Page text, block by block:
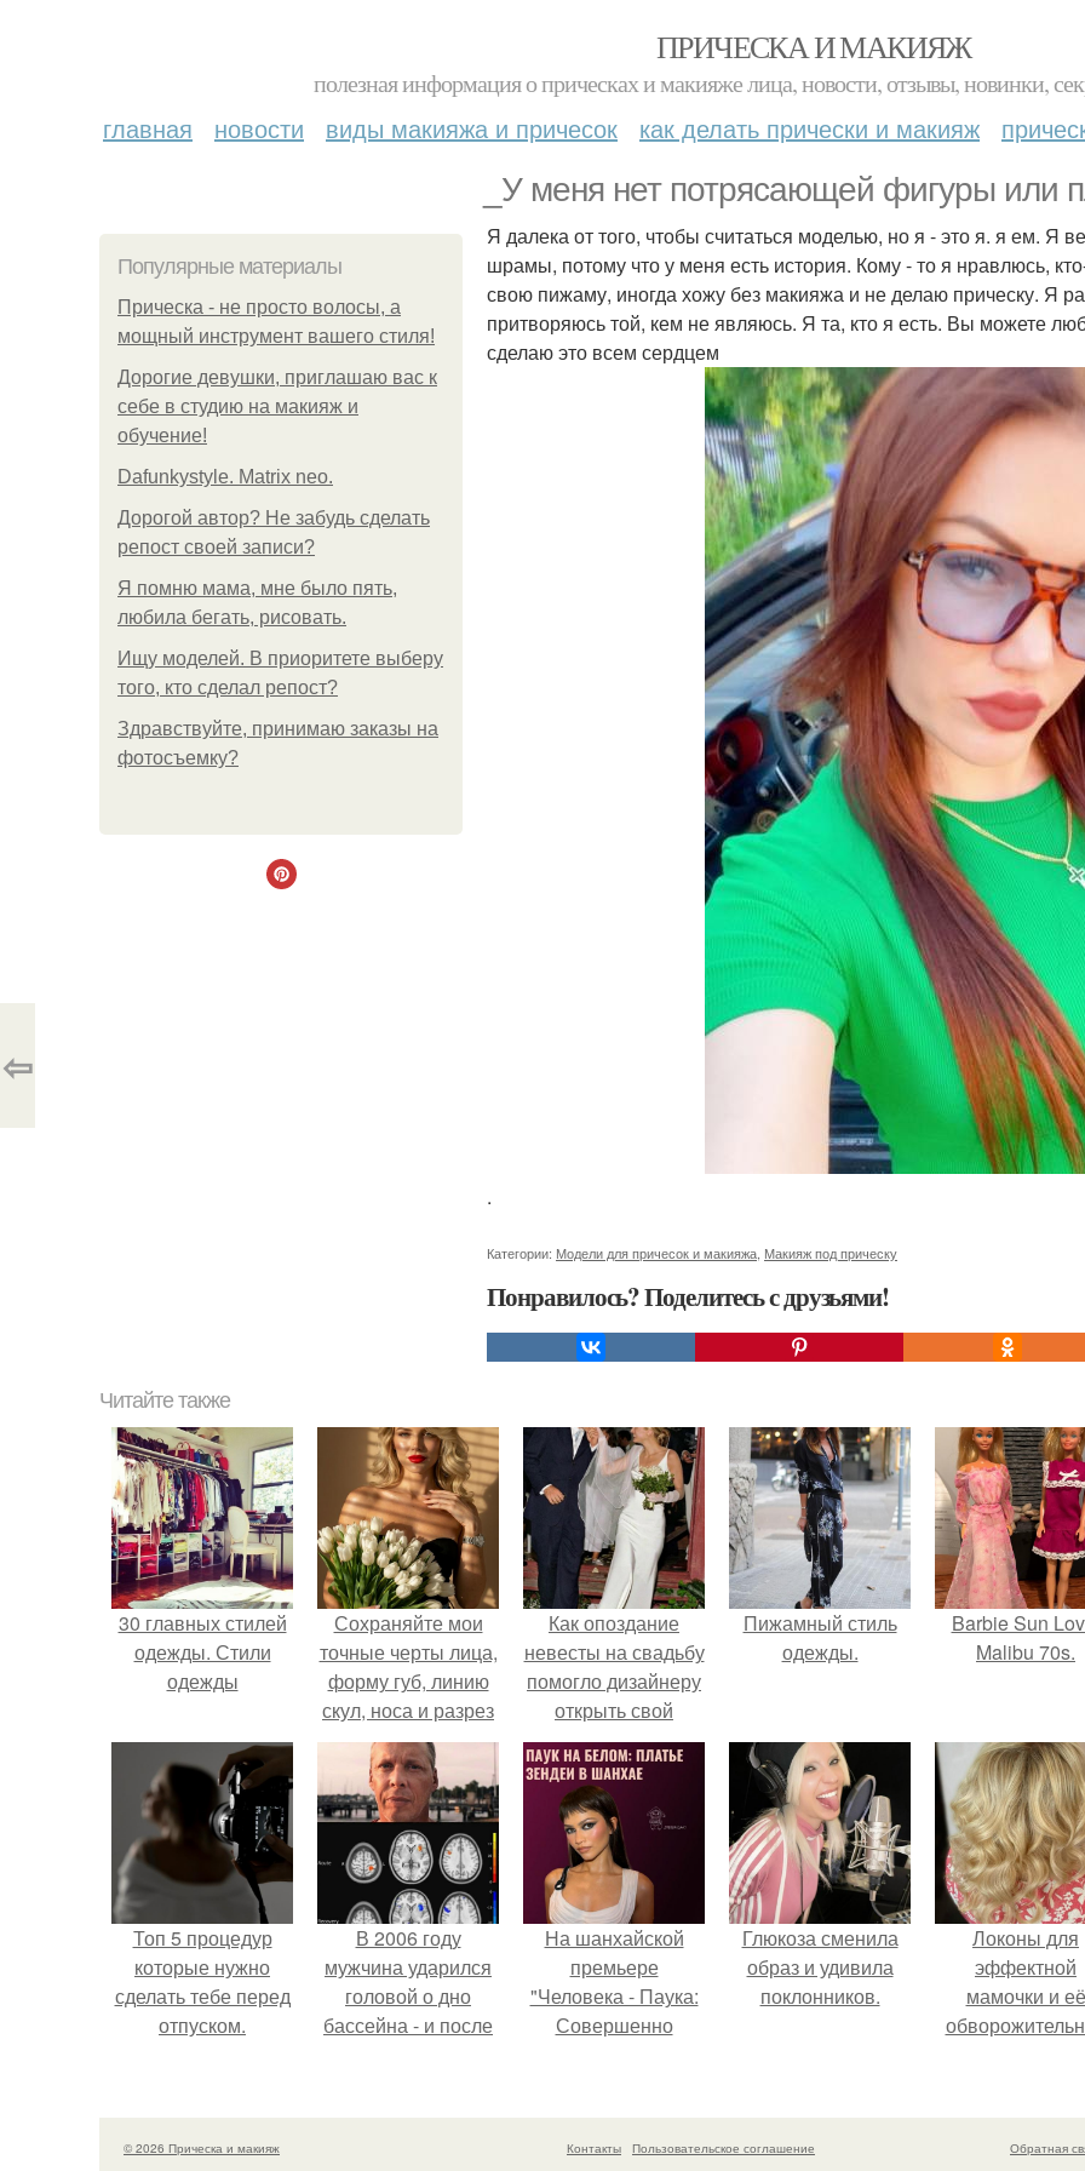
ПРИЧЕСКА И МАКИЯЖ
полезная информация о прическах и макияже лица, новости, отзывы, новинки,
главная новости виды макияжа и причесок как делать прически и макияж
_У меня нет потрясающей фигуры или
Популярные материалы
Прическа - не просто волосы, а
мощный инструмент вашего стиля!
Дорогие девушки, приглашаю вас к
себе в студию на макияж и
обучение!
Dafunkystyle. Matrix neo.
Дорогой автор? Не забудь сделать
репост своей записи?
Я помню мама, мне было пять,
любила бегать, рисовать.
Ищу моделей. В приоритете выберу
того, кто сделал репост?
Здравствуйте, принимаю заказы на
фотосъемку?
Я далека от того, чтобы считаться моделью, но я - это я. я ем. Я
шрамы, потому что у меня есть история. Кому - то я нравлюсь,
свою пижаму, иногда хожу без макияжа и не делаю прическу. Я
притворяюсь той, кем не являюсь. Я та, кто я есть. Вы можете
сделаю это всем сердцем
.
Категории: Модели для причесок и макияжа Макияж под прическу
Понравилось? Поделитесь с друзьями!
⇦
Читайте также
30 главных стилей
одежды. Стили
одежды
Сохраняйте мои
точные черты лица,
форму губ, линию
скул, носа и разрез
глаз.
Как опоздание
невесты на свадьбу
помогло дизайнеру
открыть свой
бренд.
Пижамный стиль
одежды.
Barbie Sun
Malibu 70s.
Топ 5 процедур
которые нужно
сделать тебе перед
отпуском.
В 2006 году
мужчина ударился
головой о дно
бассейна - и после
странным образом.
На шанхайской
премьере
"Человека - Паука:
Совершенно
просто очередной
наряд, а настоящий
Глюкоза сменила
образ и удивила
поклонников.
Локоны для
эффектной
мамочки и её
© 2026 Прическа и макияж Контакты
Пользовательское соглашение
Обратная